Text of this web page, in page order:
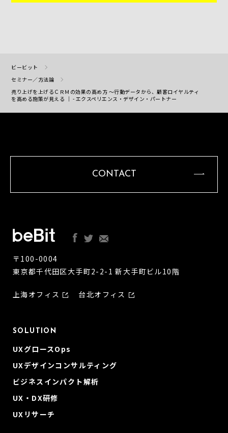
ビービット
セミナー／方法論
売り上げを上げるＣＲＭの効果の高め方 ～行動データから、顧客ロイヤルティ
を高める施策が見える ｜ - エクスペリエンス・デザイン・パートナー
CONTACT
〒100-0004
東京都千代田区大手町2-2-1 新大手町ビル10階
上海オフィス 台北オフィス
SOLUTION
UXグロースOps
UXデザインコンサルティング
ビジネスインパクト解析
UX・DX研修
UXリサーチ